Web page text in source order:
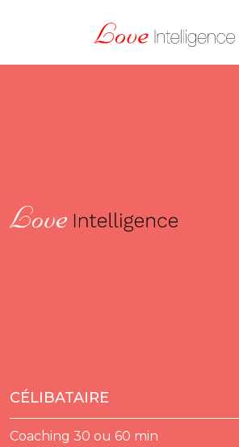
CÉLIBATAIRE
Coaching 30 ou 60 min